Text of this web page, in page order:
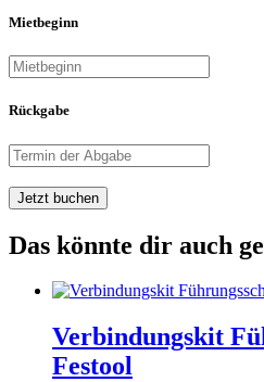
Mietbeginn
Rückgabe
Jetzt buchen
Das könnte dir auch
Verbindungskit
Festool